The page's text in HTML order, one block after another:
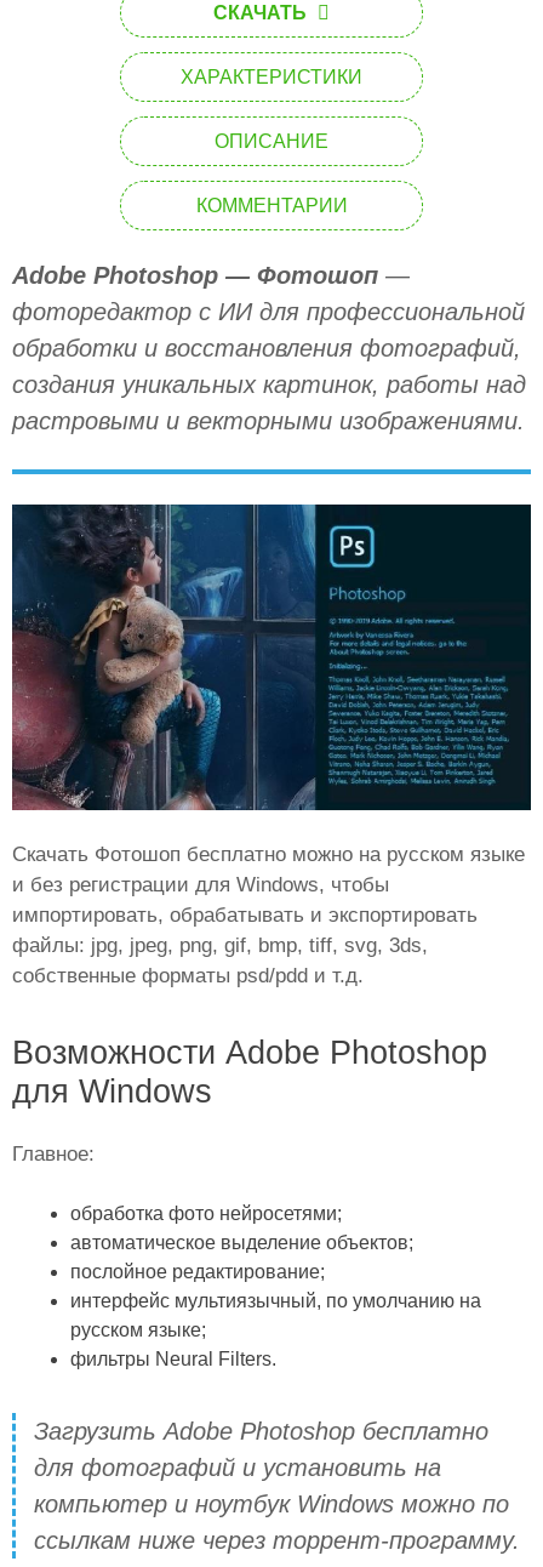
СКАЧАТЬ
ХАРАКТЕРИСТИКИ
ОПИСАНИЕ
КОММЕНТАРИИ
Adobe Photoshop — Фотошоп —
фоторедактор с ИИ для профессиональной
обработки и восстановления фотографий,
создания уникальных картинок, работы над
растровыми и векторными изображениями.
Скачать Фотошоп бесплатно можно на русском языке
и без регистрации для Windows, чтобы
импортировать, обрабатывать и экспортировать
файлы: jpg, jpeg, png, gif, bmp, tiff, svg, 3ds,
собственные форматы psd/pdd и т.д.
Возможности Adobe Photoshop
для Windows
Главное:
обработка фото нейросетями;
автоматическое выделение объектов;
послойное редактирование;
интерфейс мультиязычный, по умолчанию на
русском языке;
фильтры Neural Filters.
Загрузить Adobe Photoshop бесплатно
для фотографий и установить на
компьютер и ноутбук Windows можно по
ссылкам ниже через торрент-программу.